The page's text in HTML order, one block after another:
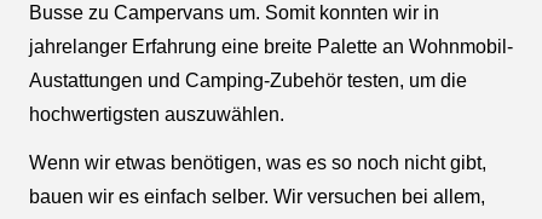
Busse zu Campervans um. Somit konnten wir in
jahrelanger Erfahrung eine breite Palette an Wohnmobil-
Austattungen und Camping-Zubehör testen, um die
hochwertigsten auszuwählen.
Wenn wir etwas benötigen, was es so noch nicht gibt,
bauen wir es einfach selber. Wir versuchen bei allem,